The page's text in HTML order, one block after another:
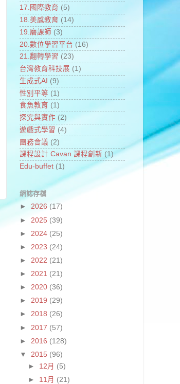
17.國際教育 (5)
18.美感教育 (14)
19.磨課師 (3)
20.數位學習平台 (16)
21.翻轉學習 (23)
台灣教育科技展 (1)
生成式AI (9)
性別平等 (1)
食魚教育 (1)
探究與實作 (2)
遊戲式學習 (4)
團務會議 (2)
課程設計 Cavan 課程創新 (1)
Edu-buffet (1)
網誌存檔
► 2026 (17)
► 2025 (39)
► 2024 (25)
► 2023 (24)
► 2022 (21)
► 2021 (21)
► 2020 (36)
► 2019 (29)
► 2018 (26)
► 2017 (57)
► 2016 (128)
▼ 2015 (96)
► 12月 (5)
► 11月 (21)